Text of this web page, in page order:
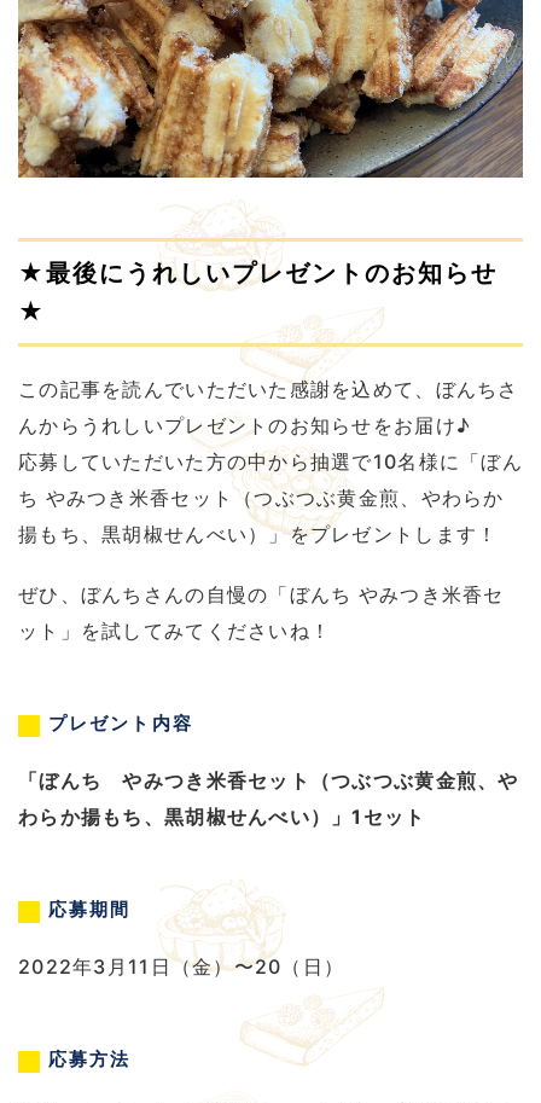
★最後にうれしいプレゼントのお知らせ
★
この記事を読んでいただいた感謝を込めて、ぼんちさ
んからうれしいプレゼントのお知らせをお届け♪
応募していただいた方の中から抽選で10名様に「ぼん
ち やみつき米香セット（つぶつぶ黄金煎、やわらか
揚もち、黒胡椒せんべい）」をプレゼントします！
ぜひ、ぼんちさんの自慢の「ぼんち やみつき米香セ
ット」を試してみてくださいね！
プレゼント内容
「ぼんち やみつき米香セット（つぶつぶ黄金煎、や
わらか揚もち、黒胡椒せんべい）」1セット
応募期間
2022年3月11日（金）〜20（日）
応募方法